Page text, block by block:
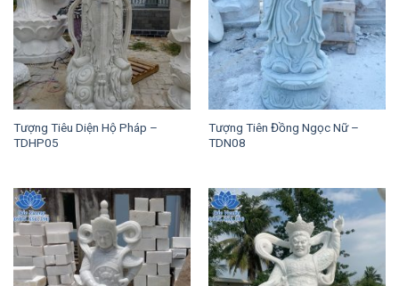
Tượng Tiêu Diện Hộ Pháp –
TDHP05
Tượng Tiên Đồng Ngọc Nữ –
TDN08